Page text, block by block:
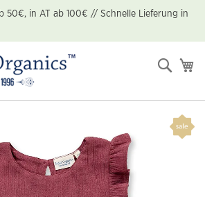
50€, in AT ab 100€ // Schnelle Lieferung in
Suche